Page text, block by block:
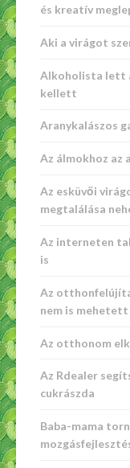
és kreatív
Aki a virágot
Alkoholista lett
kellett
Aranykalászos
Az álmokhoz az
Az esküvői
megtalálása
Az interneten
is
Az
nem is mehetett
Az otthonom
Az Rdealer
cukrászda
Baba-mama